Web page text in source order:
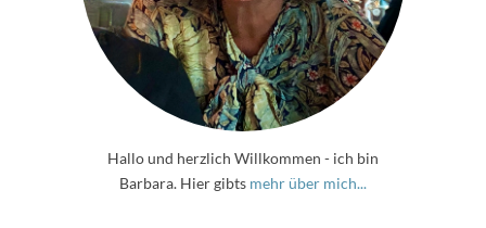
Hallo und herzlich Willkommen - ich bin
Barbara. Hier gibts mehr über mich...